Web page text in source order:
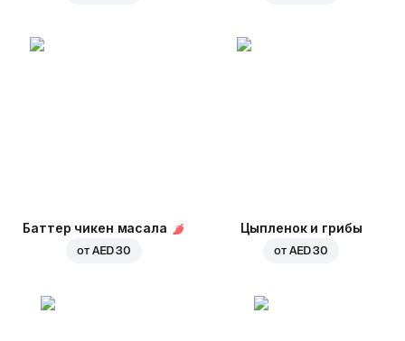
Баттер чикен масала
от AED 30
Цыпленок и грибы
от AED 30